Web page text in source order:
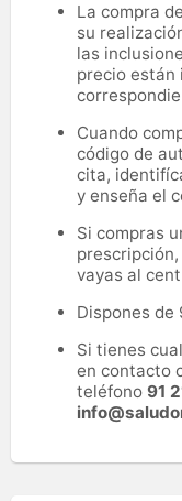
La compra
su
las
precio están
Cuando
código de
cita,
y enseña el
Si compras
vayas al
Dispones de
Si tienes
en contacto
teléfono 91